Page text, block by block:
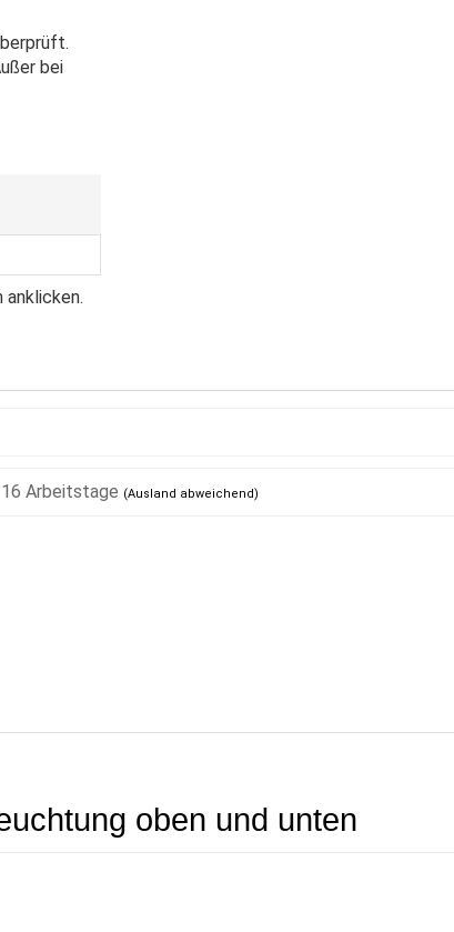
bei
anklicken.
Arbeitstage (Ausland abweichend)
oben und unten